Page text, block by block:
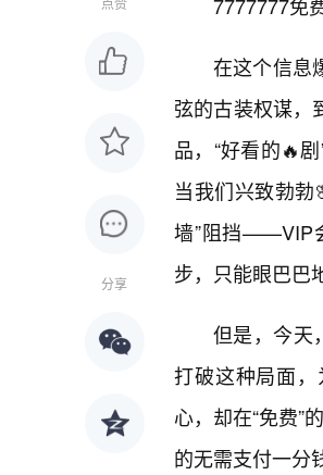
分享
在这个信息
弦的古装权谋，
品，“好看的🔥
当我们兴致勃
墙”阻挡——VIP
步，只能眼巴巴
但是，今天
打破这种局面
心，却在“免费”
的无需支付一分